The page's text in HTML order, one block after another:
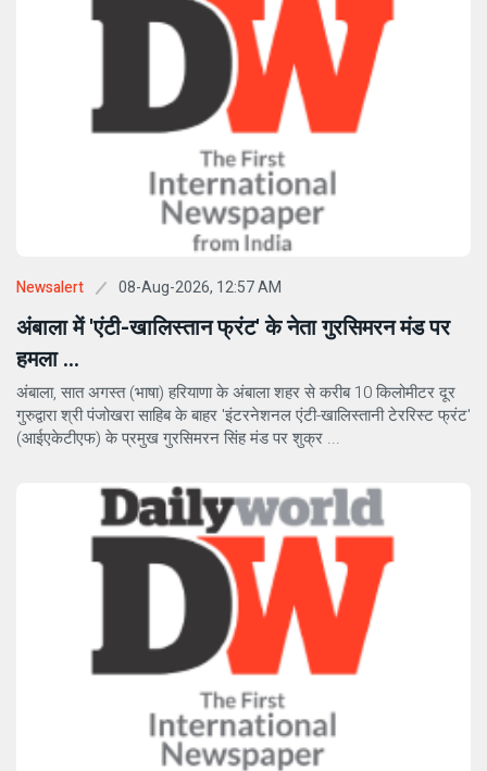
Newsalert 08-Aug-2026, 12:57 AM
अंबाला में 'एंटी-खालिस्तान फ्रंट' के नेता गुरसिमरन मंड पर
हमला ...
अंबाला, सात अगस्त (भाषा) हरियाणा के अंबाला शहर से करीब 10 किलोमीटर दूर
गुरुद्वारा श्री पंजोखरा साहिब के बाहर 'इंटरनेशनल एंटी-खालिस्तानी टेररिस्ट फ्रंट'
(आईएकेटीएफ) के प्रमुख गुरसिमरन सिंह मंड पर शुक्र ...